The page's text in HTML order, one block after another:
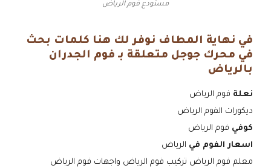
مستودع فوم الرياض
في نهاية المطاف نوفر لك هنا كلمات بحث
في محرك جوجل متعلقة بـ فوم الجدران
بالرياض
نعلة فوم الرياض
ديكورات الفوم الرياض
كوفي فوم الرياض
اسعار الفوم في الرياض
معلم فوم الرياض تركيب فوم الرياض واجهات فوم الرياض